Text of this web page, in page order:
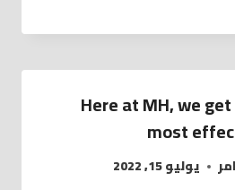
Here at MH, we
most
يوليو 15, 2022